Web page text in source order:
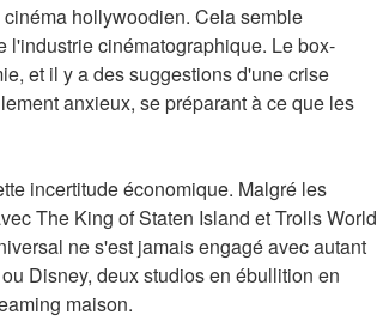
hollywoodien. Cela semble
l'industrie cinématographique. Le box-
et il y a des suggestions d'une crise
anxieux, se préparant à ce que les
incertitude économique. Malgré les
The King of Staten Island et Trolls World
ne s'est jamais engagé avec autant
Disney, deux studios en ébullition en
maison.